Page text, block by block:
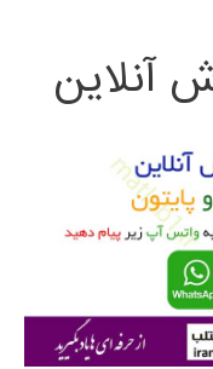
آنلاین